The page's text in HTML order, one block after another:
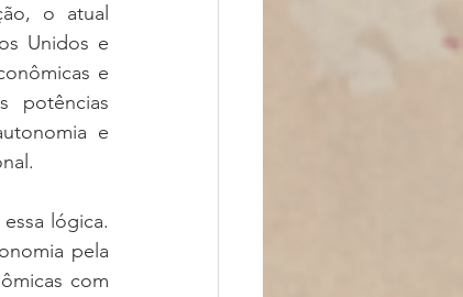
o atual
Unidos e
e
potências
e
lógica.
pela
com